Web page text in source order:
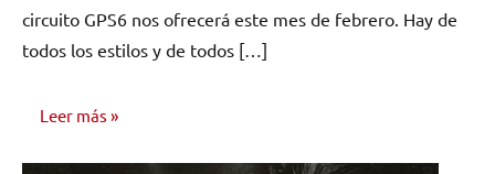
circuito GPS6 nos ofrecerá este mes de febrero. Hay de
todos los estilos y de todos […]
Leer más